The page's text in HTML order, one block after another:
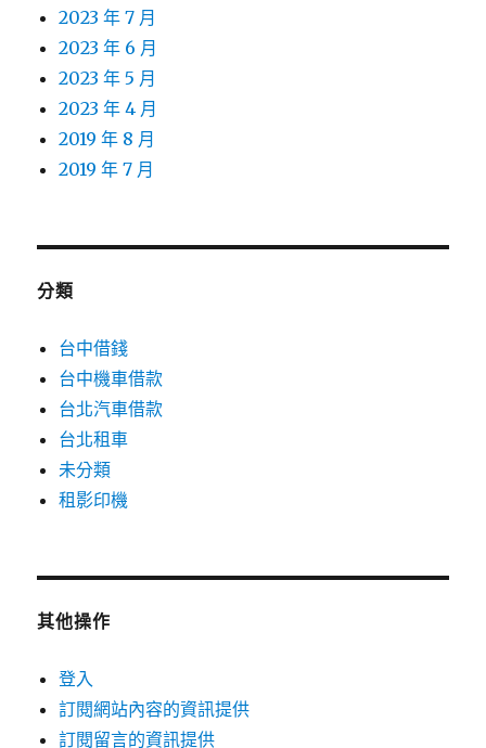
2023 年 7 月
2023 年 6 月
2023 年 5 月
2023 年 4 月
2019 年 8 月
2019 年 7 月
分類
台中借錢
台中機車借款
台北汽車借款
台北租車
未分類
租影印機
其他操作
登入
訂閱網站內容的資訊提供
訂閱留言的資訊提供